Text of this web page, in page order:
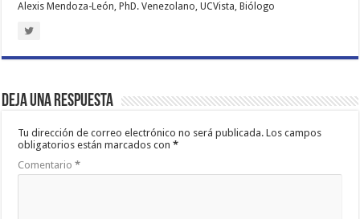
Alexis Mendoza-León, PhD. Venezolano, UCVista, Biólogo
Deja una respuesta
Tu dirección de correo electrónico no será publicada. Los campos
obligatorios están marcados con*
Comentario*